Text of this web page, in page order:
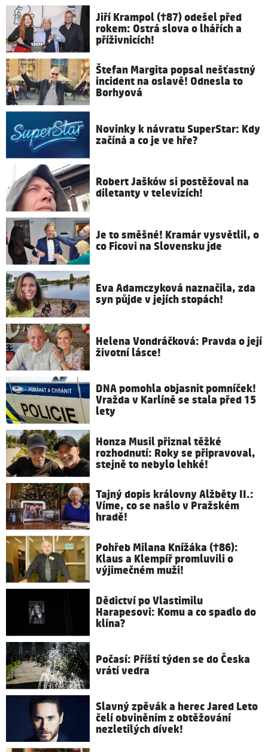
Jiří Krampol (†87) odešel před
rokem: Ostrá slova o lhářích a
příživnicích!
Štefan Margita popsal nešťastný
incident na oslavě! Odnesla to
Borhyová
Novinky k návratu SuperStar: Kdy
začíná a co je ve hře?
Robert Jašków si postěžoval na
diletanty v televizích!
Je to směšné! Kramár vysvětlil, o
co Ficovi na Slovensku jde
Eva Adamczyková naznačila, zda
syn půjde v jejích stopách!
Helena Vondráčková: Pravda o její
životní lásce!
DNA pomohla objasnit pomníček!
Vražda v Karlíně se stala před 15
lety
Honza Musil přiznal těžké
rozhodnutí: Roky se připravoval,
stejně to nebylo lehké!
Tajný dopis královny Alžběty II.:
Víme, co se našlo v Pražském
hradě!
Pohřeb Milana Knížáka (†86):
Klaus a Klempíř promluvili o
výjimečném muži!
Dědictví po Vlastimilu
Harapesovi: Komu a co spadlo do
klína?
Počasí: Příští týden se do Česka
vrátí vedra
Slavný zpěvák a herec Jared Leto
čelí obviněním z obtěžování
nezletilých dívek!